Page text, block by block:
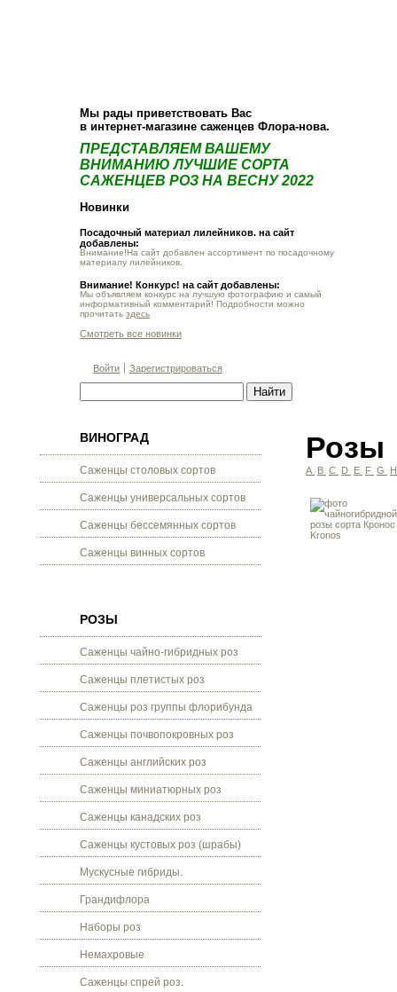
Мы рады приветствовать Вас
в интернет-магазине саженцев Флора-нова.
ПРЕДСТАВЛЯЕМ ВАШЕМУ
ВНИМАНИЮ ЛУЧШИЕ СОРТА
САЖЕНЦЕВ РОЗ НА ВЕСНУ 2022
Новинки
Посадочный материал лилейников. на сайт
добавлены:
Внимание!На сайт добавлен ассортимент по посадочному
материалу лилейников.
Внимание! Конкурс! на сайт добавлены:
Мы объявляем конкурс на лучшую фотографию и самый
информативный комментарий! Подробности можно
прочитать здесь
Смотреть все новинки
Войти Зарегистрироваться
ВИНОГРАД
Саженцы столовых сортов
Саженцы универсальных сортов
Саженцы бессемянных сортов
Саженцы винных сортов
РОЗЫ
Саженцы чайно-гибридных роз
Саженцы плетистых роз
Саженцы роз группы флорибунда
Саженцы почвопокровных роз
Саженцы английских роз
Саженцы миниатюрных роз
Саженцы канадских роз
Саженцы кустовых роз (шрабы)
Мускусные гибриды.
Грандифлора
Наборы роз
Немахровые
Саженцы спрей роз.
Розы
A B C D E F G